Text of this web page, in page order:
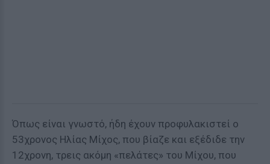
Όπως είναι γνωστό, ήδη έχουν προφυλακιστεί ο
53χρονος Ηλίας Μίχος, που βίαζε και εξέδιδε την
12χρονη, τρεις ακόμη «πελάτες» του Μίχου, που